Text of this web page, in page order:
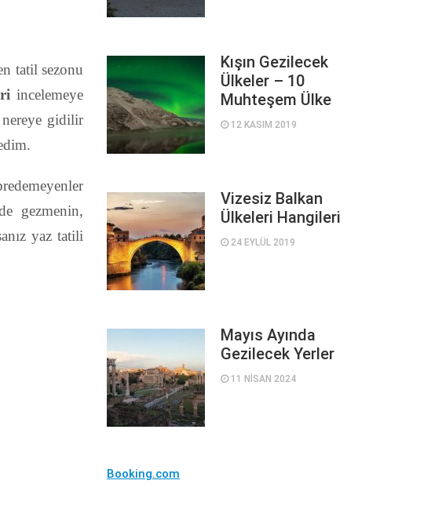
tatil sezonu
incelemeye
gidilir
gezmenin,
yaz tatili
Kışın Gezilecek
Ülkeler – 10
Muhteşem Ülke
12 KASIM 2019
Vizesiz Balkan
Ülkeleri Hangileri
24 EYLÜL 2019
Mayıs Ayında
Gezilecek Yerler
11 NISAN 2024
Booking.com